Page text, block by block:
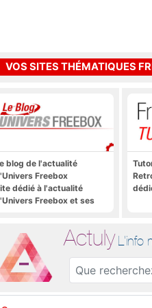
VOS SITES THÉMATIQUES
blog de l'actualité
Freebox
dédié à l'actualité
Freebox et ses
thématiques Actuly, à
Freezone, etc.
Actuly L'info